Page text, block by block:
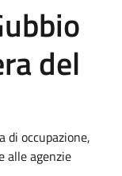
del
di occupazione,
alle agenzie